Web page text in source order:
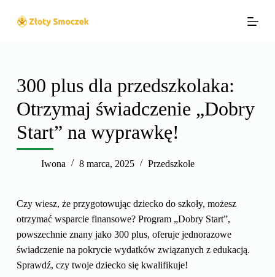
300 plus dla przedszkolaka:
Otrzymaj świadczenie „Dobry
Start” na wyprawkę!
Iwona 8 marca, 2025 Przedszkole
Czy wiesz, że przygotowując dziecko do szkoły, możesz
otrzymać wsparcie finansowe? Program „Dobry Start”,
powszechnie znany jako 300 plus, oferuje jednorazowe
świadczenie na pokrycie wydatków związanych z edukacją.
Sprawdź, czy twoje dziecko się kwalifikuje!